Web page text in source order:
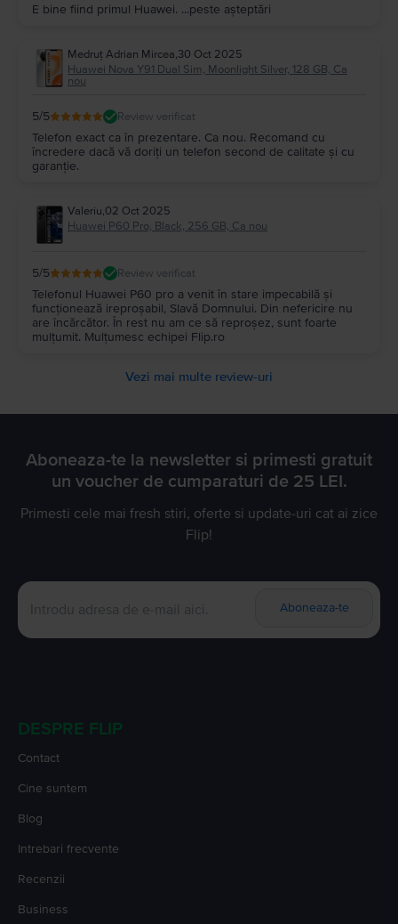
E bine fiind primul Huawei. ...peste așteptări
Medruț Adrian Mircea,30 Oct 2025
Huawei Nova Y91 Dual Sim, Moonlight Silver, 128 GB, Ca
nou
5/5 Review verificat
Telefon exact ca în prezentare. Ca nou. Recomand cu
încredere dacă vă doriți un telefon second de calitate și cu
garanție.
Valeriu,02 Oct 2025
Huawei P60 Pro, Black, 256 GB, Ca nou
5/5 Review verificat
Telefonul Huawei P60 pro a venit în stare impecabilă și
funcționează ireproșabil, Slavă Domnului. Din nefericire nu
are încărcător. În rest nu am ce să reproșez, sunt foarte
mulțumit. Mulțumesc echipei Flip.ro
Vezi mai multe review-uri
Aboneaza-te la newsletter si primesti gratuit
un voucher de cumparaturi de 25 LEI.
Primesti cele mai fresh stiri, oferte si update-uri cat ai zice
Flip!
Aboneaza-te
DESPRE FLIP
Contact
Cine suntem
Blog
Intrebari frecvente
Recenzii
Business